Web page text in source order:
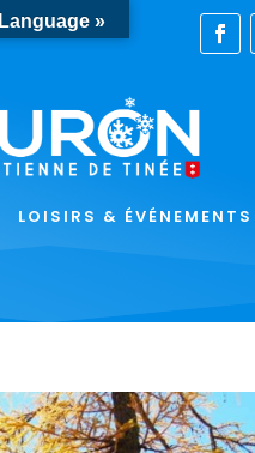
LOISIRS & ÉVÉNEMENTS
Language »